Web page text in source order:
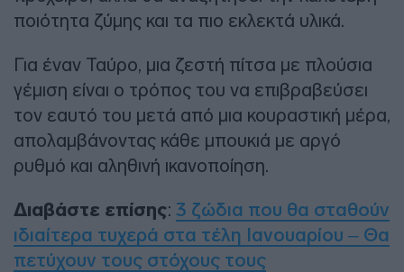
ποιότητα ζύμης και τα πιο εκλεκτά υλικά.
Για έναν Ταύρο, μια ζεστή πίτσα με πλούσια
γέμιση είναι ο τρόπος του να επιβραβεύσει
τον εαυτό του μετά από μια κουραστική μέρα,
απολαμβάνοντας κάθε μπουκιά με αργό
ρυθμό και αληθινή ικανοποίηση.
Διαβάστε επίσης: 3 ζώδια που θα σταθούν
ιδιαίτερα τυχερά στα τέλη Ιανουαρίου – Θα
πετύχουν τους στόχους τους